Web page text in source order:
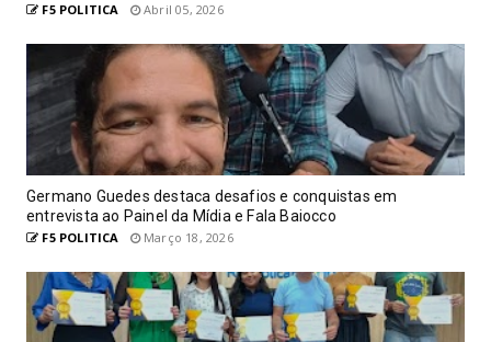
F5 POLITICA Abril 05, 2026
Germano Guedes destaca desafios e conquistas em
entrevista ao Painel da Mídia e Fala Baiocco
F5 POLITICA Março 18, 2026